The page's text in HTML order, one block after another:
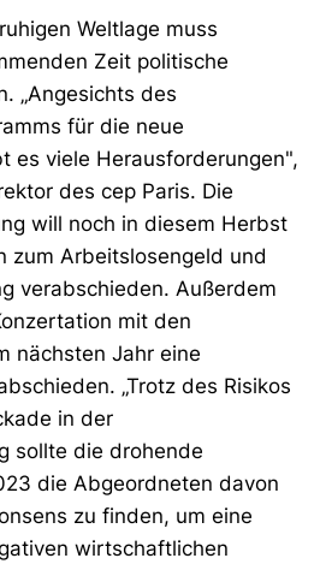
Weltlage muss
Zeit politische
„Angesichts des
für die neue
es viele Herausforderungen",
des cep Paris. Die
will noch in diesem Herbst
zum Arbeitslosengeld und
verabschieden. Außerdem
mit den
nächsten Jahr eine
„Trotz des Risikos
in der
sollte die drohende
die Abgeordneten davon
zu finden, um eine
wirtschaftlichen